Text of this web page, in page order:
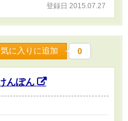
登録日 2015.07.27
に入りに追加 0
んぽん